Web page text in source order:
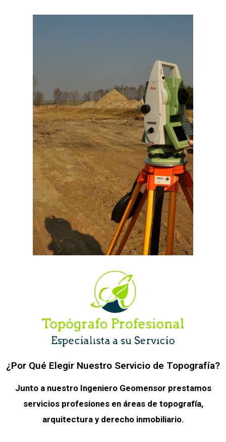
¿Por Qué Elegir Nuestro Servicio de Topografía?
Junto a nuestro Ingeniero Geomensor prestamos
servicios profesiones en áreas de topografía,
arquitectura y derecho inmobiliario.